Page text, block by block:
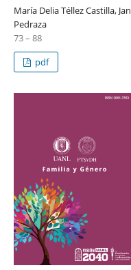
María Delia Téllez Castilla,
Pedraza
73 – 88
pdf